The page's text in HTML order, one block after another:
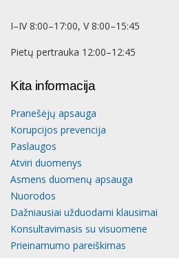
I–IV 8:00–17:00, V 8:00–15:45
Pietų pertrauka 12:00–12:45
Kita informacija
Pranešėjų apsauga
Korupcijos prevencija
Paslaugos
Atviri duomenys
Asmens duomenų apsauga
Nuorodos
Dažniausiai užduodami klausimai
Konsultavimasis su visuomene
Prieinamumo pareiškimas